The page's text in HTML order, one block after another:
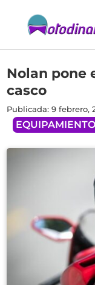
Nolan pone
casco
Publicada: 9 febrero,